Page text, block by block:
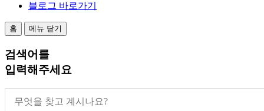
블로그 바로가기
홈 메뉴 닫기
검색어 를
입력해주세요